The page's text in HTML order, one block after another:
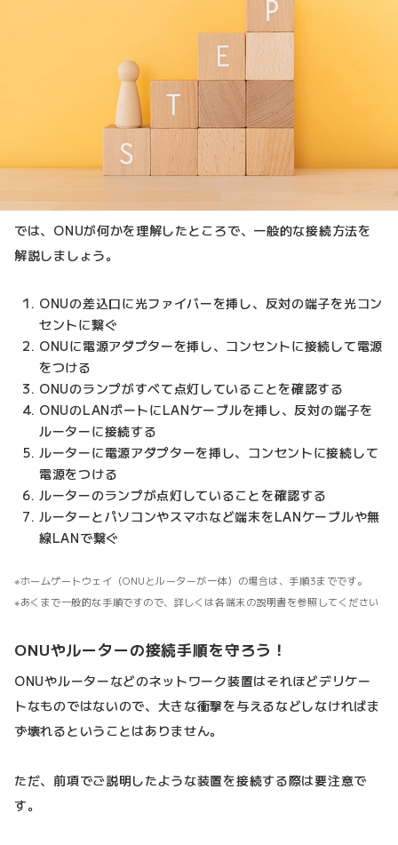
では、ONUが何かを理解したところで、一般的な接続方法を
解説しましょう。
ONUの差込口に光ファイバーを挿し、反対の端子を光コン
セントに繋ぐ
ONUに電源アダプターを挿し、コンセントに接続して電源
をつける
ONUのランプがすべて点灯していることを確認する
ONUのLANポートにLANケーブルを挿し、反対の端子を
ルーターに接続する
ルーターに電源アダプターを挿し、コンセントに接続して
電源をつける
ルーターのランプが点灯していることを確認する
ルーターとパソコンやスマホなど端末をLANケーブルや無
線LANで繋ぐ
ホームゲートウェイ（ONUとルーターが一体）の場合は、手順3までです。
あくまで一般的な手順ですので、詳しくは各端末の説明書を参照してください
ONUやルーターの接続手順を守ろう！
ONUやルーターなどのネットワーク装置はそれほどデリケー
トなものではないので、大きな衝撃を与えるなどしなければま
ず壊れるということはありません。
ただ、前項でご説明したような装置を接続する際は要注意で
す。